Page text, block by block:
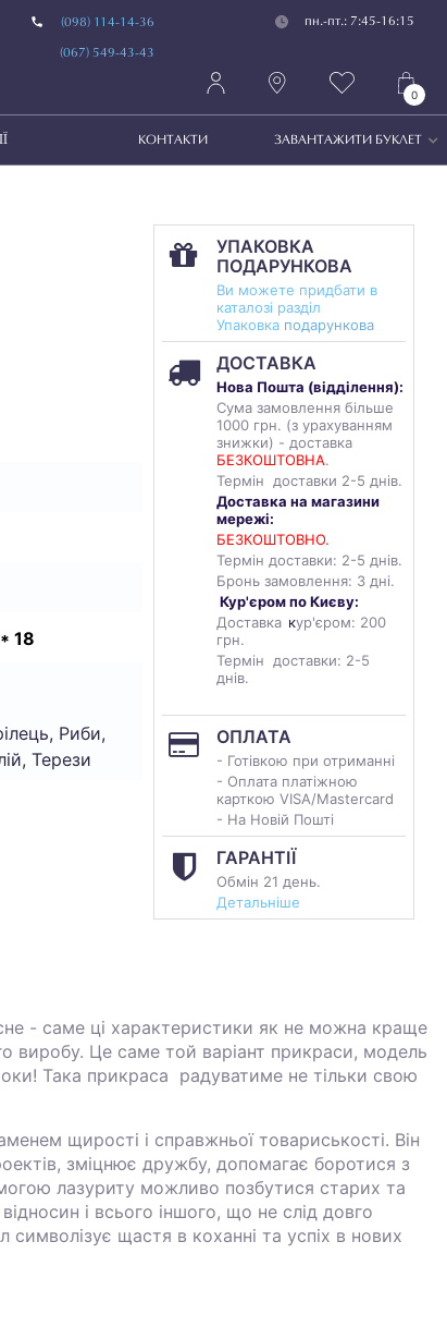
(098) 114-14-36
(067) 549-43-43
пн.-пт.: 7:45-16:15
0
КОНТАКТИ ЗАВАНТАЖИТИ БУКЛЕТ
18
Риби,
Терези
УПАКОВКА
ПОДАРУНКОВА
Ви можете придбати в
каталозі разділ
Упаковка подарункова
ДОСТАВКА
Нова Пошта (відділення):
Сума замовлення більше
1000 грн. (з урахуванням
знижки) - доставка
БЕЗКОШТОВНА.
Термін доставки 2-5 днів.
Доставка на магазини
мережі:
БЕЗКОШТОВНО.
Термін доставки: 2-5 днів.
Бронь замовлення: 3 дні.
Кур'єром по Києву:
Доставка кур'єром: 200
грн.
Термін доставки: 2-5
днів.
ОПЛАТА
- Готівкою при отриманні
- Оплата платіжною
карткою VISA/Mastercard
- На Новій Пошті
ГАРАНТІЇ
Обмін 21 день.
Детальніше
- саме ці характеристики як не можна краще
виробу. Це саме той варіант прикраси, модель
Така прикраса радуватиме не тільки свою
щирості і справжньої товариськості. Він
зміцнює дружбу, допомагає бо­ротися з
лазуриту можливо позбутися старих та
і всього іншого, що не слід довго
символізує щастя в коханні та успіх в нових